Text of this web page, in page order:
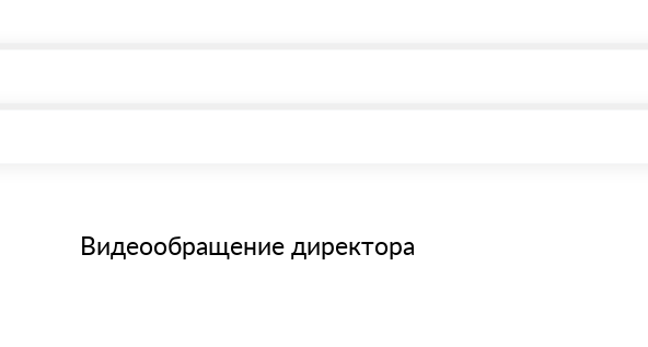
банковским картам
Видеообращение директора